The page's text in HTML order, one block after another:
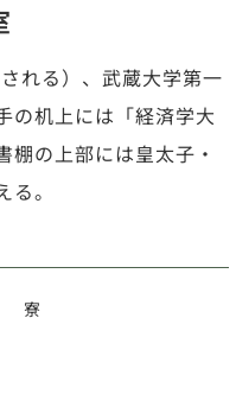
れる）、武蔵大学第一
の机上には「経済学大
の上部には皇太子・
。
寮